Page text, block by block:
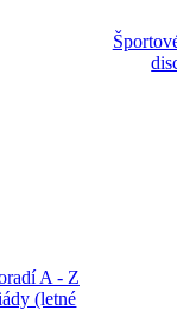
A - Z
(letné